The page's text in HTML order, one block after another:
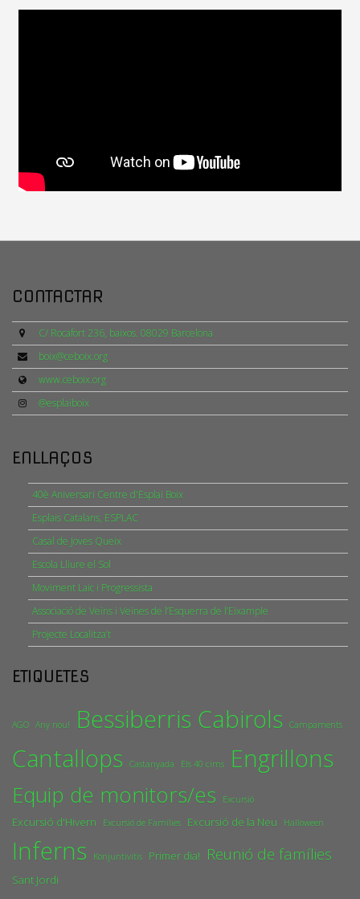
CONTACTAR
C/ Rocafort 236, baixos. 08029 Barcelona
boix@ceboix.org
www.ceboix.org
@esplaiboix
ENLLAÇOS
40è Aniversari Centre d'Esplai Boix
Esplais Catalans, ESPLAC
Casal de Joves Queix
Escola Lliure el Sol
Moviment Laic i Progressista
Associació de Veïns i Veïnes de l’Esquerra de l’Eixample
Projecte Localitza’t
ETIQUETES
AGO Any nou! Bessiberris Cabirols Campaments
Cantallops Castanyada Els 40 cims Engrillons
Equip de monitors/es Excursió
Excursió d'Hivern Excursió de Famílies Excursió de la Neu Halloween
Inferns Konjuntivitis Primer dia! Reunió de famílies
Sant Jordi